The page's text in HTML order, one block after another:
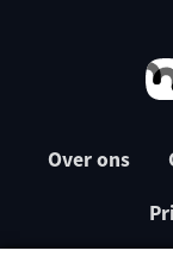
Over ons